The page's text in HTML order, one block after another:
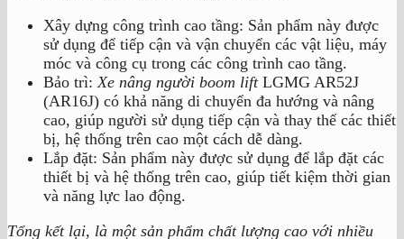
Xây dựng công trình cao tầng: Sản phẩm này được
sử dụng để tiếp cận và vận chuyển các vật liệu, máy
móc và công cụ trong các công trình cao tầng.
Bảo trì: Xe nâng người boom liftLGMG AR52J
(AR16J) có khả năng di chuyển đa hướng và nâng
cao, giúp người sử dụng tiếp cận và thay thế các thiết
bị, hệ thống trên cao một cách dễ dàng.
Lắp đặt: Sản phẩm này được sử dụng để lắp đặt các
thiết bị và hệ thống trên cao, giúp tiết kiệm thời gian
và năng lực lao động.
Tổng kết lại, là một sản phẩm chất lượng cao với nhiều